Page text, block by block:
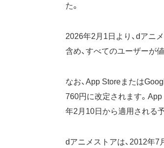
た。
2026年2月1日より、dアニ
含め、すべてのユーザーが
なお、App Storeまたは
760円に改定されます。
年2月10日から適用される予
dアニメストアは、2012年7